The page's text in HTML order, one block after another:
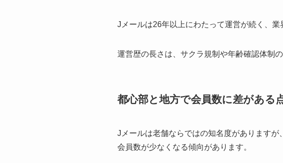
Jメールは26年以上にわたって運営が続く、業
運営歴の長さは、サクラ規制や年齢確認体制
都心部と地方で会員数に差がある
Jメールは老舗ならではの知名度があります
会員数が少なくなる傾向があります。